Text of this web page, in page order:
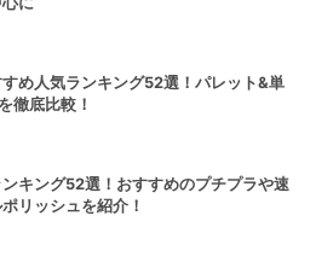
め人気ランキング52選！パレット&単
徹底比較！
キング52選！おすすめのプチプラや速
リッシュを紹介！